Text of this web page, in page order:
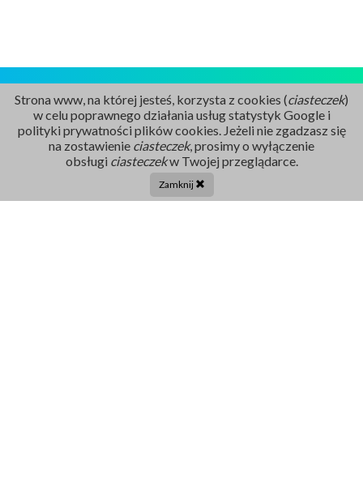
Rejestracja
Tel. centrala:
Strona www, na której jesteś, korzysta z cookies (ciasteczek)
w celu poprawnego działania usług statystyk Google i
polityki prywatności plików cookies. Jeżeli nie zgadzasz się
na zostawienie ciasteczek, prosimy o wyłączenie
obsługi ciasteczekw Twojej przeglądarce.
Zamknij